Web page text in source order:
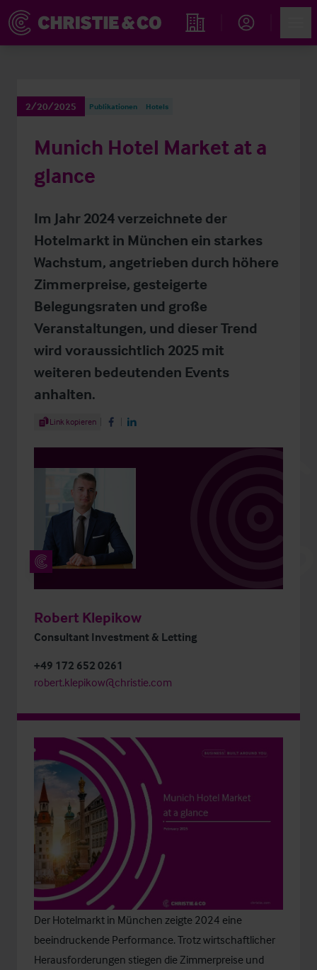
Immobiliensuche
2/20/2025 Publikationen Hotels
Munich Hotel Market at a
glance
Im Jahr 2024 verzeichnete der
Hotelmarkt in München ein starkes
Wachstum, angetrieben durch höhere
Zimmerpreise, gesteigerte
Belegungsraten und große
Veranstaltungen, und dieser Trend
wird voraussichtlich 2025 mit
weiteren bedeutenden Events
anhalten.
Share Article
Link kopieren Share on Facebook
Share on LinkedIn
Robert Klepikow
Consultant Investment & Letting
+49 172 652 0261
robert.klepikow@christie.com
Der Hotelmarkt in München zeigte 2024 eine
beeindruckende Performance. Trotz wirtschaftlicher
Herausforderungen stiegen die Zimmerpreise und